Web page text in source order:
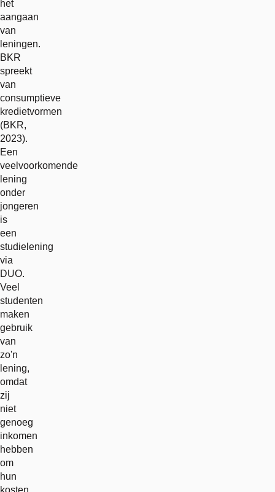
het
aangaan
van
leningen.
BKR
spreekt
van
consumptieve
kredietvormen
(BKR,
2023).
Een
veelvoorkomende
lening
onder
jongeren
is
een
studielening
via
DUO.
Veel
studenten
maken
gebruik
van
zo'n
lening,
omdat
zij
niet
genoeg
inkomen
hebben
om
hun
kosten